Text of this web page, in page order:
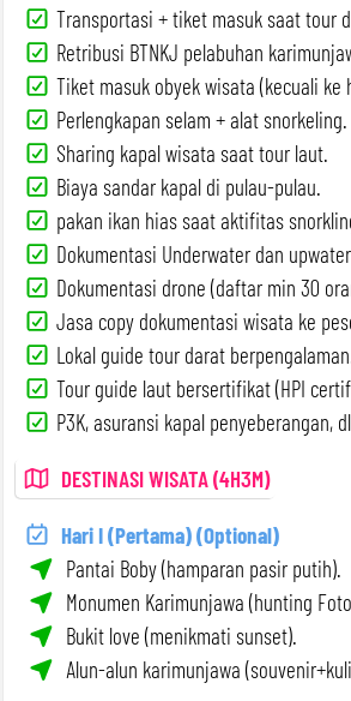
Transportasi + tiket masuk saat tour
Retribusi BTNKJ pelabuhan
Tiket masuk obyek wisata (kecuali ke
Perlengkapan selam + alat snorkeling.
Sharing kapal wisata saat tour laut.
Biaya sandar kapal di pulau-pulau.
pakan ikan hias saat aktifitas
Dokumentasi Underwater dan
Dokumentasi drone (daftar min 30
Jasa copy dokumentasi wisata ke
Lokal guide tour darat
Tour guide laut bersertifikat (HPI
P3K, asuransi kapal penyeberangan,
DESTINASI WISATA (4H3M)
Hari I (Pertama) (Optional)
Pantai Boby (hamparan pasir putih).
Monumen Karimunjawa (hunting
Bukit love (menikmati sunset).
Alun-alun karimunjawa